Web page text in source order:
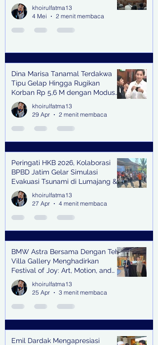
khoirulfatma13
4 Mei
2 menit membaca
Dina Marisa Tanamal Terdakwa
Tipu Gelap Hingga Rugikan
Korban Rp 5,6 M dengan Modus
Kerja Sama Impor Bodong
khoirulfatma13
29 Apr
2 menit membaca
Peringati HKB 2026, Kolaborasi
BPBD Jatim Gelar Simulasi
Evakuasi Tsunami di Lumajang &
Trenggalek
khoirulfatma13
27 Apr
4 menit membaca
BMW Astra Bersama Dengan Teh
Villa Gallery Menghadirkan
Festival of Joy: Art, Motion, and
Scent
khoirulfatma13
25 Apr
3 menit membaca
Emil Dardak Mengapresiasi